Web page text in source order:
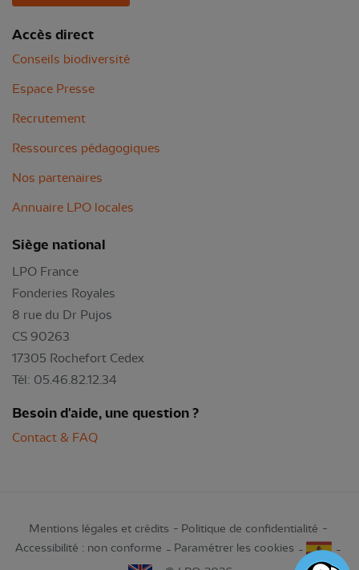
Accès direct
Conseils biodiversité
Espace Presse
Recrutement
Ressources pédagogiques
Nos partenaires
Annuaire LPO locales
Siège national
LPO France
Fonderies Royales
8 rue du Dr Pujos
CS 90263
17305 Rochefort Cedex
Tél: 05.46.82.12.34
Besoin d'aide, une question ?
Contact & FAQ
Mentions légales et crédits
Politique de confidentialité
Accessibilité : non conforme
Paramétrer les cookies